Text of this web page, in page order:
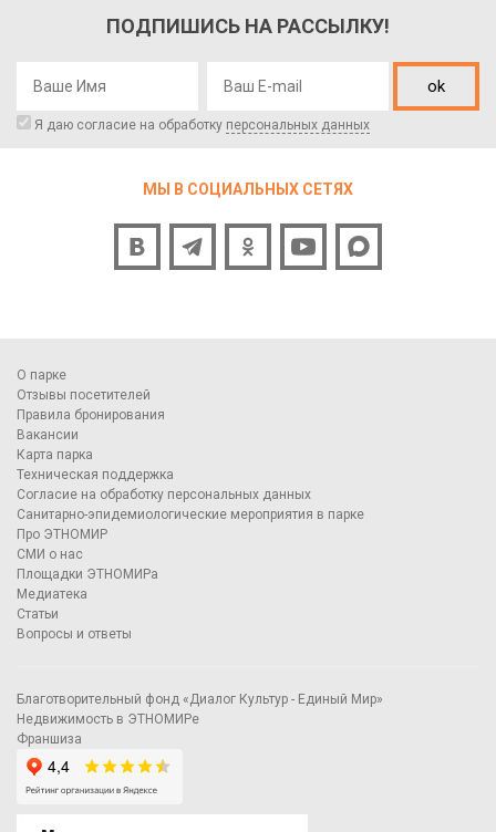
ПОДПИШИСЬ НА РАССЫЛКУ!
ok
Я даю согласие на обработку персональных данных
МЫ В СОЦИАЛЬНЫХ СЕТЯХ
О парке
Отзывы посетителей
Правила бронирования
Вакансии
Карта парка
Техническая поддержка
Согласие на обработку персональных данных
Санитарно-эпидемиологические мероприятия в парке
Про ЭТНОМИР
СМИ о нас
Площадки ЭТНОМИРа
Медиатека
Статьи
Вопросы и ответы
Благотворительный фонд «Диалог Культур - Единый Мир»
Недвижимость в ЭТНОМИРе
Франшиза